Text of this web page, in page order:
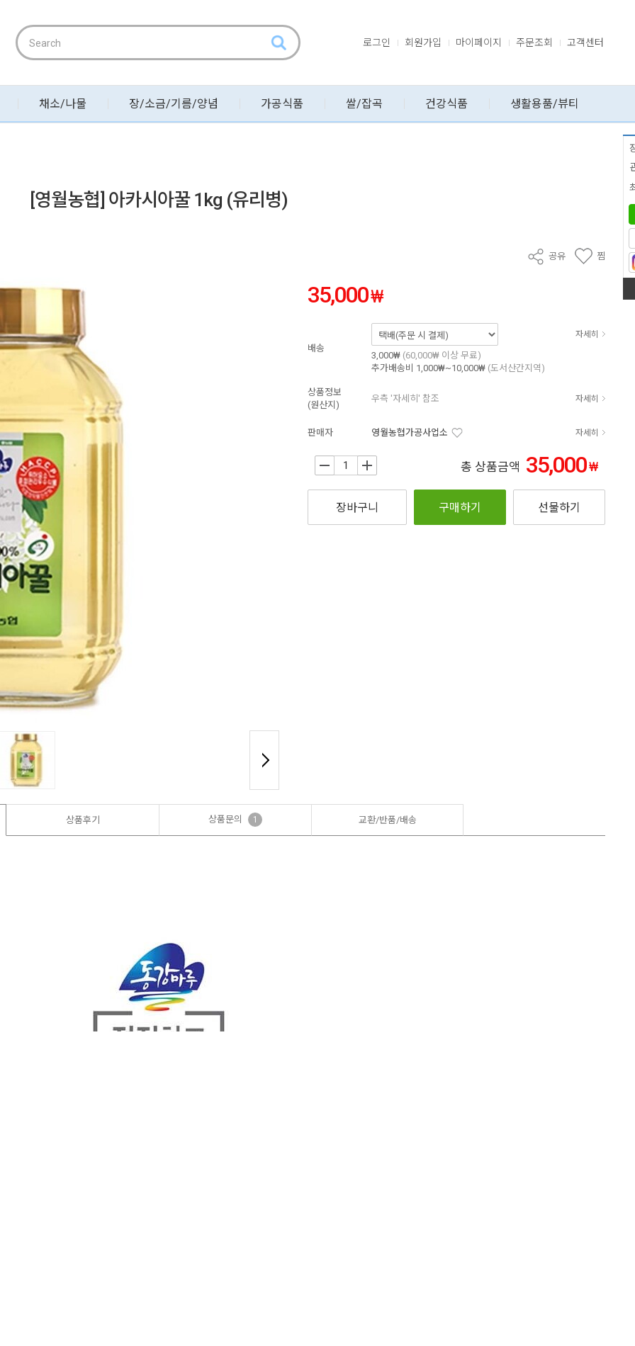
로그인 회원가입 마이페이지 주문조회 고객센터
채소/나물 장/소금/기름/양념 가공식품 쌀/잡곡 건강식품 생활용품/뷰티
[영월농협] 아카시아꿀 1kg (유리병)
공유 찜
35,000₩
배송
자세히
3,000₩ (60,000₩ 이상 무료)
추가배송비
1,000₩~10,000₩ (도서산간지역)
상품정보
(원산지)
우측 '자세히' 참조 자세히
판매자 영월농협가공사업소 자세히
+ 총 상품금액 35,000₩
장바구니 구매하기 선물하기
상품후기 상품문의 1 교환/반품/배송